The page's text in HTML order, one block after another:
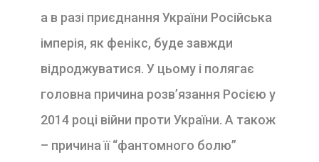
а в разі приєднання України Російська
імперія, як фенікс, буде завжди
відроджуватися. У цьому і полягає
головна причина розв’язання Росією у
2014 році війни проти України. А також
– причина її “фантомного болю”